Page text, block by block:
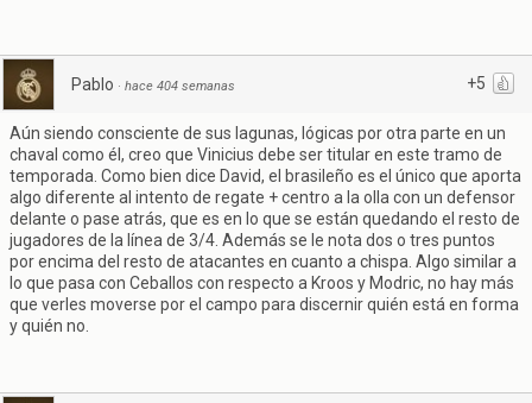
+5
Pablo · hace 404 semanas
Aún siendo consciente de sus lagunas, lógicas por otra parte en un
chaval como él, creo que Vinicius debe ser titular en este tramo de
temporada. Como bien dice David, el brasileño es el único que aporta
algo diferente al intento de regate + centro a la olla con un defensor
delante o pase atrás, que es en lo que se están quedando el resto de
jugadores de la línea de 3/4. Además se le nota dos o tres puntos
por encima del resto de atacantes en cuanto a chispa. Algo similar a
lo que pasa con Ceballos con respecto a Kroos y Modric, no hay más
que verles moverse por el campo para discernir quién está en forma
y quién no.